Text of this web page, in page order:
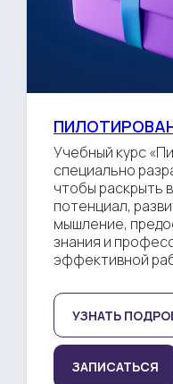
Учебный курс
специально
чтобы раскрыть
потенциал,
мышление,
знания и
эффективной
УЗНАТЬ
ЗАПИСАТЬСЯ